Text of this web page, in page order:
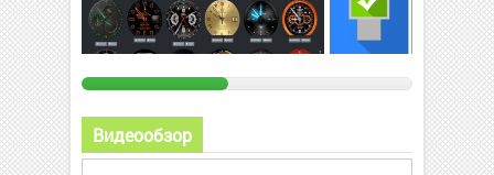
Видеообзор